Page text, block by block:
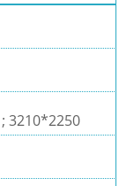
3210*2250